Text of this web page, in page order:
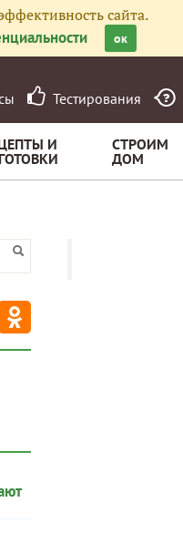
сайта.
ок
Тестирования
И
СТРОИМ
ДОМ